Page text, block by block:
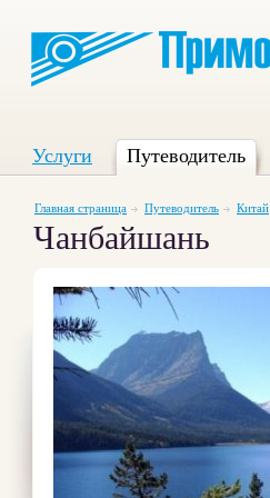
Услуги Путеводитель
Главная страница Путеводитель Китай
Чанбайшань